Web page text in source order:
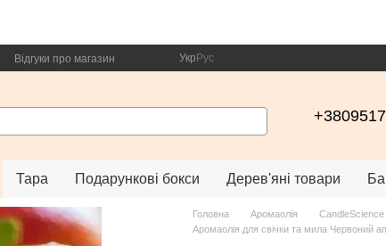
Відгуки про магазин Укр Рус
Тара Подарункові бокси Дерев'яні товари
Головна Аромаолія
CandleScience
Аромаолія для свічки та мила Червоний